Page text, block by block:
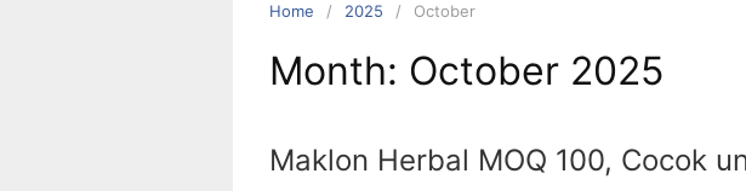
Home 2025 October
Month: October 2025
Maklon Herbal MOQ 100, Cocok